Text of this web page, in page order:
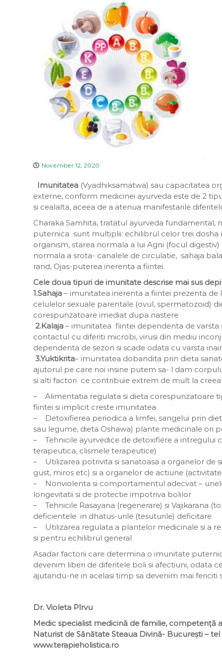
a
a
D
i
v
i
n
November 12, 2020
Imunitatea (Vyadhiksamatwa) sau capacitatea
externe, conform medicinei ayurveda este de 2
si cealalta, aceea de a atenua manifestarile
Charaka Samhita, tratatul ayurveda
puternica sunt multiplii: echilibrul celor trei dosha
organism, starea normala a lui Agni (focul
normala a srota- canalele de circulatie, sahaja
rand, Ojas-puterea inerenta a fiintei.
Cele doua tipuri de imunitate descrise mai sus
1.Sahaja – imunitatea inerenta a fiintei prezenta
celulelor sexuale parentale (ovul, spermatozoid)
corespunzatoare imediat dupa nastere
2.Kalaja – imunitatea fiintei dependenta de varsta
contactul cu diferiti microbi, virusi din mediu
dependenta de sezon si scade odata cu varsta
3.Yuktikrita– imunitatea dobandita prin dieta
ajutorul pe care noi insine putem sa- l dam
si alti factori ce contribuie extrem de mult la
– Alimentatia regulata si dieta corespunzatoare
fiintei si implicit creste imunitatea
– Detoxifierea periodica a limfei, sangelui prin
sau legume, dieta Oshawa) plante medicinale ori
– Tehnicile ayurvedice de detoxifiere a intregului
terapeutica, clismele terapeutice)
– Utilizarea potrivita si sanatoasa a organelor de
gust, miros etc) si a organelor de actiune
– Nonviolenta si comportamentul adecvat –
longevitatii si de protectie impotriva bolilor
– Tehnicile Rasayana (regenerare) si Vajikarana
deficientele in dhatus-urile (tesuturile) deficitare
– Utilizarea regulata a plantelor medicinale si a
si pentru echilibrul general
Asadar factorii care determina o imunitate
devenim liberi de diferitele boli si afectiuni, odata
ajutandu-ne in acelasi timp sa devenim mai fericiti
Dr. Violeta Pîrvu
Medic specialist medicină de familie, competență
Naturist de Sănătate Steaua Divină- București –
www.terapieholistica.ro